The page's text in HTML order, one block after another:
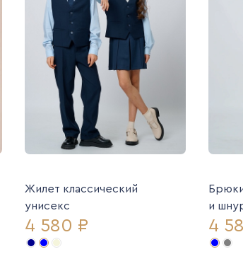
Жилет классический
унисекс
4 580 ₽
и
4